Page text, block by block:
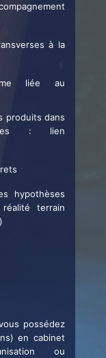
à la
liée au
produits dans
: lien
hypothèses
terrain
possédez
en cabinet
ou